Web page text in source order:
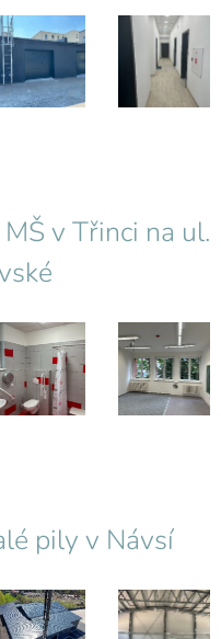
v Třinci na ul.
pily v Návsí